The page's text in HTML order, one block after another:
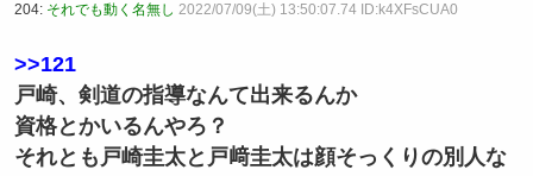
204: それでも動く名無し 2022/07/09(土) 13:50:07.74 ID:k4XFsCUA0
>>121
戸崎、剣道の指導なんて出来るんか
資格とかいるんやろ？
それとも戸崎圭太と戸﨑圭太は顔そっくりの別人な